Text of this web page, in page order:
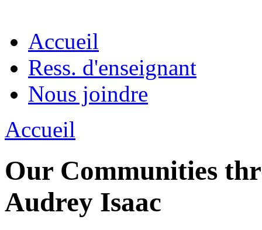
Accueil
Ress. d'enseignant
Nous joindre
Accueil
Our Communities
Audrey Isaac